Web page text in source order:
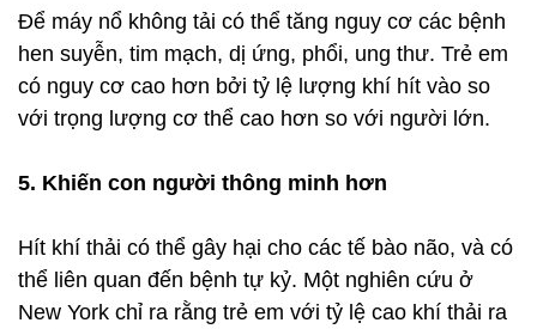
Để máy nổ không tải có thể tăng nguy cơ các bệnh
hen suyễn, tim mạch, dị ứng, phổi, ung thư. Trẻ em
có nguy cơ cao hơn bởi tỷ lệ lượng khí hít vào so
với trọng lượng cơ thể cao hơn so với người lớn.
5. Khiến con người thông minh hơn
Hít khí thải có thể gây hại cho các tế bào não, và có
thể liên quan đến bệnh tự kỷ. Một nghiên cứu ở
New York chỉ ra rằng trẻ em với tỷ lệ cao khí thải ra